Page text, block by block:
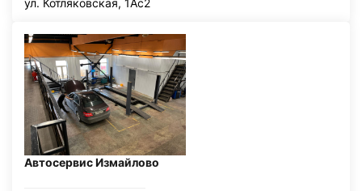
ул. Котляковская, 1Ас2
Автосервис Измайлово